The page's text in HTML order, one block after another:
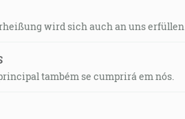
wird sich auch an uns erfüllen
também se cumprirá em nós.